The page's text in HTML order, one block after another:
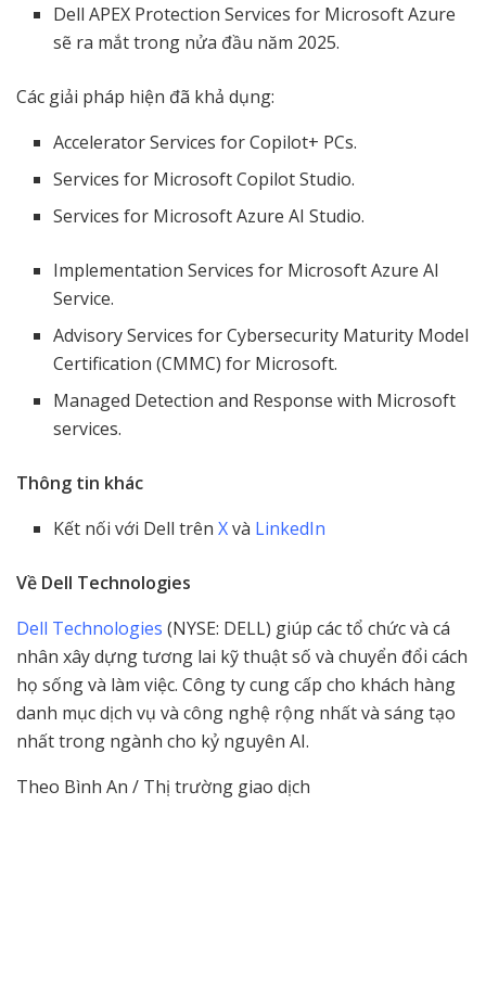
Dell APEX Protection Services for Microsoft Azure
sẽ ra mắt trong nửa đầu năm 2025.
Các giải pháp hiện đã khả dụng:
Accelerator Services for Copilot+ PCs.
Services for Microsoft Copilot Studio.
Services for Microsoft Azure AI Studio.
Implementation Services for Microsoft Azure AI
Service.
Advisory Services for Cybersecurity Maturity Model
Certification (CMMC) for Microsoft.
Managed Detection and Response with Microsoft
services.
Thông tin khác
Kết nối với Dell trênXvà LinkedIn
Về Dell Technologies
Dell Technologies (NYSE: DELL) giúp các tổ chức và cá
nhân xây dựng tương lai kỹ thuật số và chuyển đổi cách
họ sống và làm việc. Công ty cung cấp cho khách hàng
danh mục dịch vụ và công nghệ rộng nhất và sáng tạo
nhất trong ngành cho kỷ nguyên AI.
Theo Bình An / Thị trường giao dịch